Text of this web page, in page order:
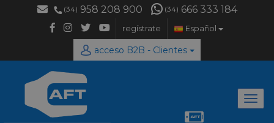
(34) 958 208 900 (34) 666 333 184
regístrate Español
acceso B2B - Clientes